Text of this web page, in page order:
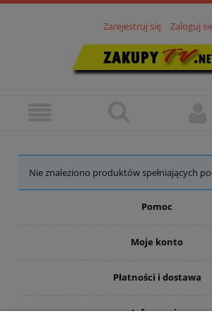
Zarejestruj się Zaloguj
Nie znaleziono produktów spełniających
Pomoc
Moje konto
Płatności i dostawa
Informacje